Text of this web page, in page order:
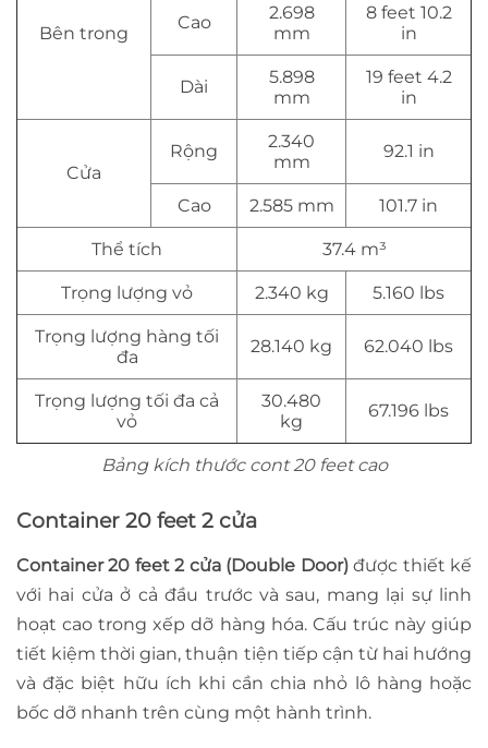
Bảng kích thước cont 20 feet cao
Bên trong
Cao
2.698
mm
8 feet 10.2
in
Dài
5.898
mm
19 feet 4.2
in
Cửa
Rộng
2.340
mm
92.1 in
Cao 2.585 mm 101.7 in
Thể tích 37.4 m³
Trọng lượng vỏ 2.340 kg 5.160 lbs
Trọng lượng hàng tối
đa
28.140 kg 62.040 lbs
Trọng lượng tối đa cả
vỏ
30.480
kg
67.196 lbs
Container 20 feet 2 cửa
Container 20 feet 2 cửa (Double Door)được thiết kế
với hai cửa ở cả đầu trước và sau, mang lại sự linh
hoạt cao trong xếp dỡ hàng hóa. Cấu trúc này giúp
tiết kiệm thời gian, thuận tiện tiếp cận từ hai hướng
và đặc biệt hữu ích khi cần chia nhỏ lô hàng hoặc
bốc dỡ nhanh trên cùng một hành trình.